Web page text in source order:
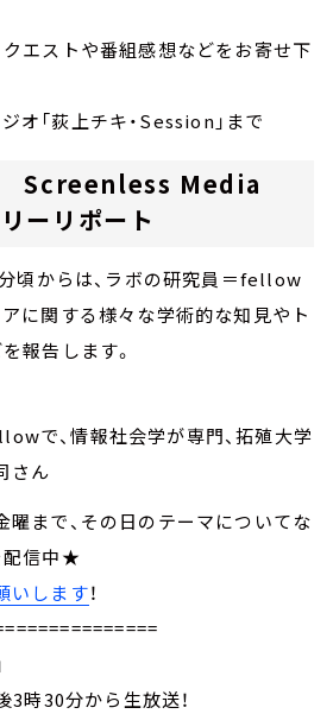
クエストや番組感想などをお寄せ下
「荻上チキ・Session」まで
Screenless Media
ーリポート
頃からは、ラボの研究員＝fellow
に関する様々な学術的な知見やト
報告します。
で、情報社会学が専門、拓殖大学
さん
まで、その日のテーマについてな
配信中★
いします！
時30分から生放送！